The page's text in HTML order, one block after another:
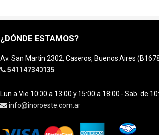
¿DÓNDE ESTAMOS?
Av. San Martin 2302, Caseros, Buenos Aires
541147340135
Lun a Vie 10:00 a 13:00 y 15:00 a 18:00 - Sab. de
info@inoroeste.com.ar